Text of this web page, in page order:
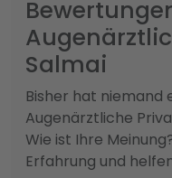
Salmai
Bisher hat niemand
Augenärztliche
Wie ist Ihre
Erfahrung und